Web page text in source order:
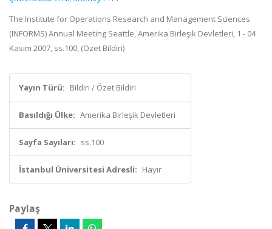
The Institute for Operations Research and Management Sciences
(INFORMS) Annual Meeting Seattle, Amerika Birleşik Devletleri, 1 - 04
Kasım 2007, ss.100, (Özet Bildiri)
Yayın Türü: Bildiri / Özet Bildiri
Basıldığı Ülke: Amerika Birleşik Devletleri
Sayfa Sayıları: ss.100
İstanbul Üniversitesi Adresli: Hayır
Paylaş